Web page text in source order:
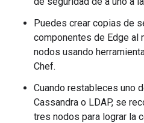
Puedes crear copias de
componentes de Edge
nodos usando
Chef.
Cuando restableces uno
Cassandra o LDAP, se
tres nodos para lograr la